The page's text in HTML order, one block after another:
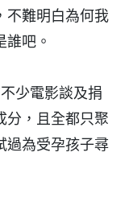
不難明白為何我
吧。
少電影談及捐
分，且全都只聚
過為受孕孩子尋